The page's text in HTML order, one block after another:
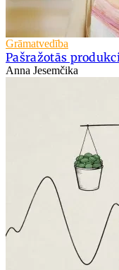
Grāmatvedība
Pašražotās
Anna Jesemčika